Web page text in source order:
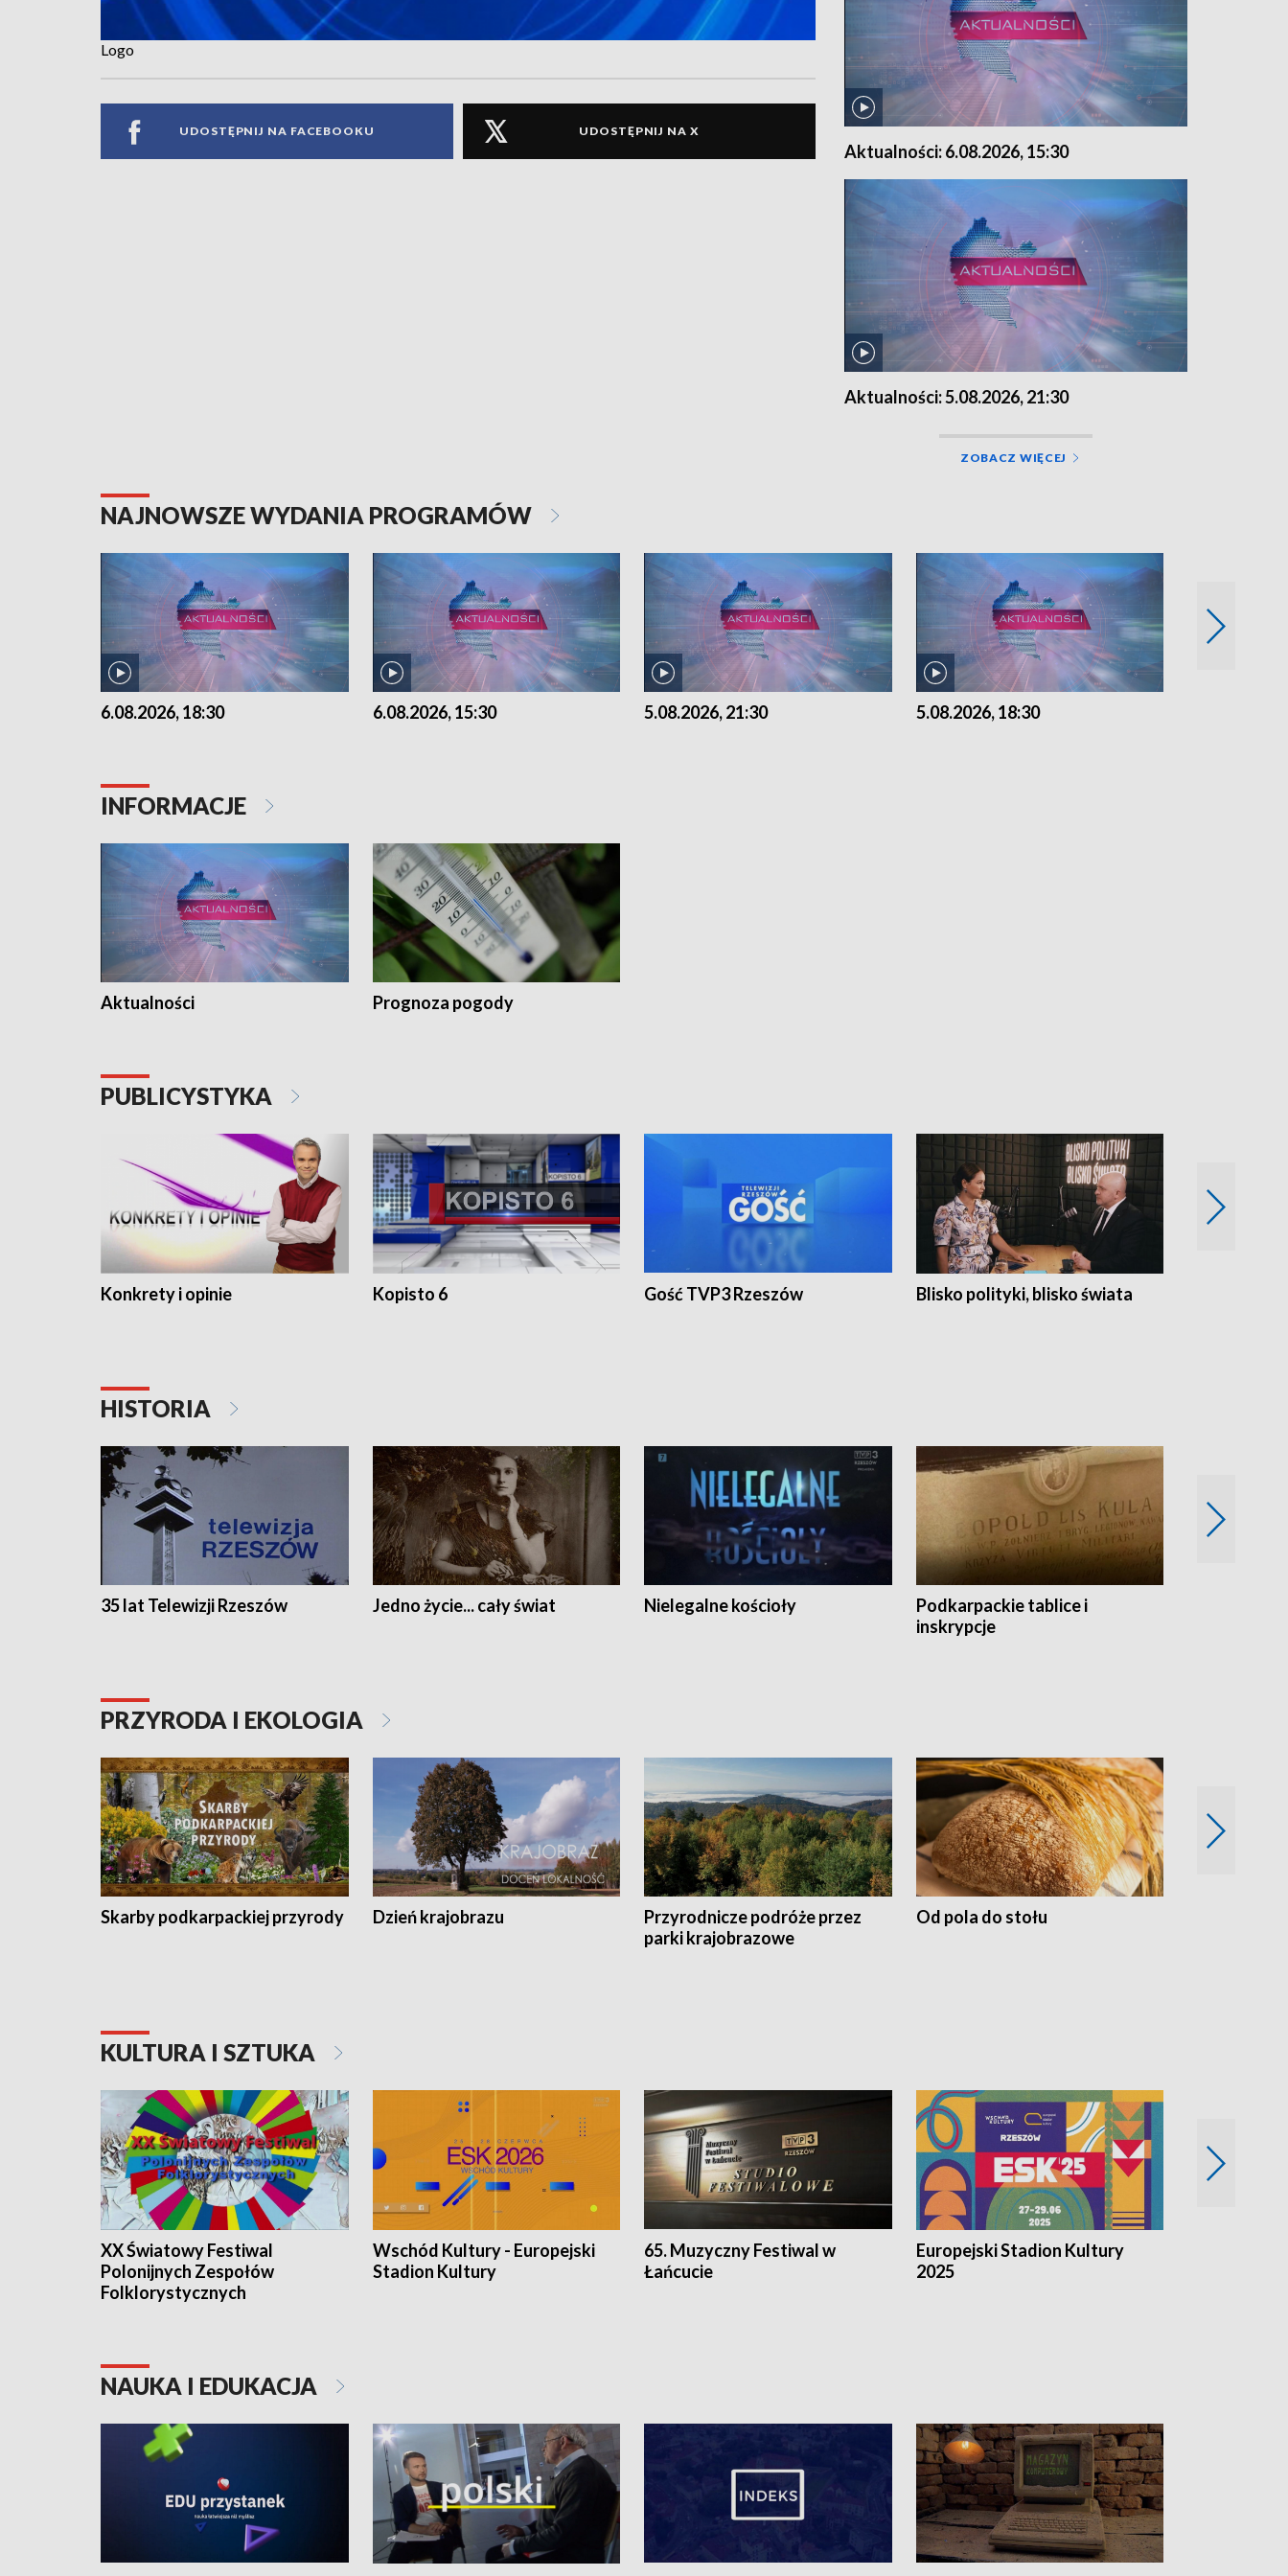
Logo
UDOSTĘPNIJ NA FACEBOOKU UDOSTĘPNIJ NA X
Aktualności: 6.08.2026, 15:30
Aktualności: 5.08.2026, 21:30
ZOBACZ WIĘCEJ
NAJNOWSZE WYDANIA PROGRAMÓW
6.08.2026, 18:30 6.08.2026, 15:30 5.08.2026, 21:30 5.08.2026, 18:30
INFORMACJE
Aktualności Prognoza pogody
PUBLICYSTYKA
Konkrety i opinie Kopisto 6 Gość TVP3 Rzeszów Blisko polityki, blisko świata
HISTORIA
35 lat Telewizji Rzeszów Jedno życie... cały świat Nielegalne kościoły
Podkarpackie tablice i
inskrypcje
PRZYRODA I EKOLOGIA
Skarby podkarpackiej przyrody Dzień krajobrazu
Przyrodnicze podróże przez
parki krajobrazowe
Od pola do stołu
KULTURA I SZTUKA
XX Światowy Festiwal
Polonijnych Zespołów
Folklorystycznych
Wschód Kultury - Europejski
Stadion Kultury
65. Muzyczny Festiwal w
Łańcucie
Europejski Stadion Kultury
2025
NAUKA I EDUKACJA